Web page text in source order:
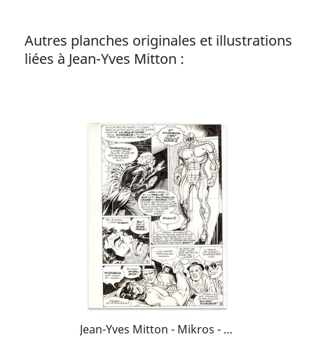
Autres planches originales et illustrations
liées à Jean-Yves Mitton :
Jean-Yves Mitton - Mikros - Titan 48 Page 42